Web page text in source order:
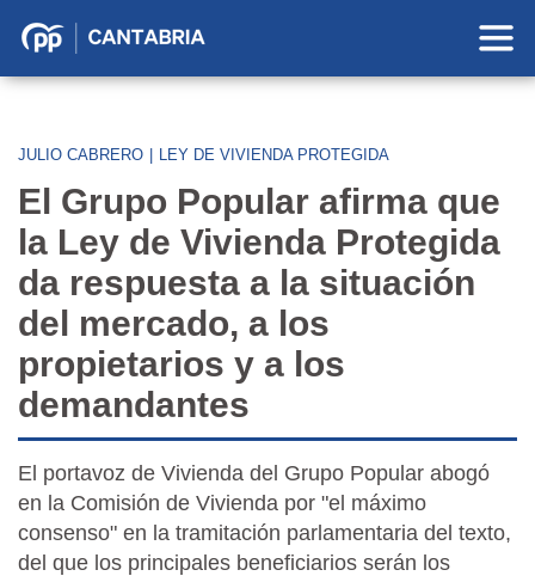
Partido
Cantabria
JULIO CABRERO LEY DE VIVIENDA PROTEGIDA
El Grupo Popular afirma que
la Ley de Vivienda Protegida
da respuesta a la situación
del mercado, a los
propietarios y a los
demandantes
El portavoz de Vivienda del Grupo Popular abogó
en la Comisión de Vivienda por "el máximo
consenso" en la tramitación parlamentaria del texto,
del que los principales beneficiarios serán los